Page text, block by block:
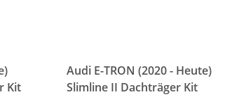
Kit
Audi E-TRON (2020 - Heute)
Slimline II Dachträger Kit